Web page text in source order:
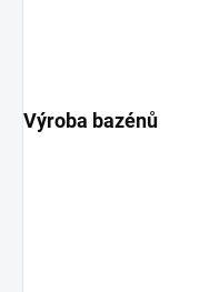
Výroba bazénů